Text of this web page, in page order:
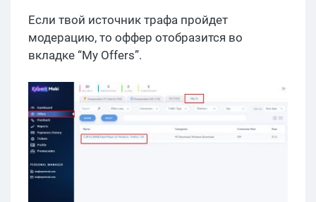
Если твой источник трафа пройдет
модерацию, то оффер отобразится во
вкладке “My Offers”.